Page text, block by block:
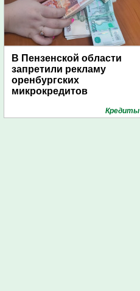
В Пензенской области
запретили рекламу
оренбургских
микрокредитов
Кредиты